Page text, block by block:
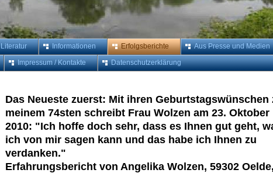
Literatur Informationen Erfolgsberichte
Aus Presse und Medien
Impressum / Kontakte Datenschutzerklärung
Das Neueste zuerst: Mit ihren Geburtstagswünschen
meinem 74sten schreibt Frau Wolzen am 23. Oktober
2010: "Ich hoffe doch sehr, dass es Ihnen gut geht,
ich von mir sagen kann und das habe ich Ihnen zu
verdanken."
Erfahrungsbericht von Angelika Wolzen, 59302 Oelde,